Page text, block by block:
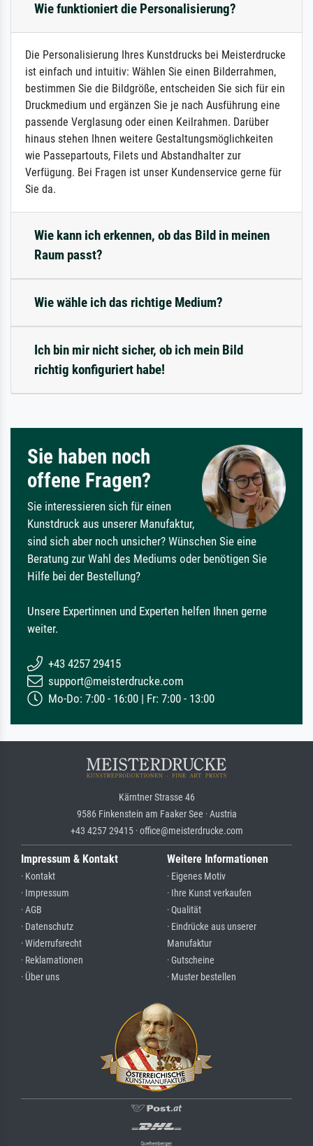
Wie funktioniert die Personalisierung?
Die Personalisierung Ihres Kunstdrucks bei Meisterdrucke
ist einfach und intuitiv: Wählen Sie einen Bilderrahmen,
bestimmen Sie die Bildgröße, entscheiden Sie sich für ein
Druckmedium und ergänzen Sie je nach Ausführung eine
passende Verglasung oder einen Keilrahmen. Darüber
hinaus stehen Ihnen weitere Gestaltungsmöglichkeiten
wie Passepartouts, Filets und Abstandhalter zur
Verfügung. Bei Fragen ist unser Kundenservice gerne für
Sie da.
Wie kann ich erkennen, ob das Bild in meinen
Raum passt?
Wie wähle ich das richtige Medium?
Ich bin mir nicht sicher, ob ich mein Bild
richtig konfiguriert habe!
Sie haben noch
offene Fragen?
Sie interessieren sich für einen
Kunstdruck aus unserer Manufaktur,
sind sich aber noch unsicher? Wünschen Sie eine
Beratung zur Wahl des Mediums oder benötigen Sie
Hilfe bei der Bestellung?
Unsere Expertinnen und Experten helfen Ihnen gerne
weiter.
+43 4257 29415
support@meisterdrucke.com
Mo-Do: 7:00 - 16:00 | Fr: 7:00 - 13:00
Kärntner Strasse 46
9586 Finkenstein am Faaker See · Austria
+43 4257 29415 · office@meisterdrucke.com
Impressum & Kontakt
· Kontakt
· Impressum
· AGB
· Datenschutz
· Widerrufsrecht
· Reklamationen
· Über uns
Weitere Informationen
· Eigenes Motiv
· Ihre Kunst verkaufen
· Qualität
· Eindrücke aus unserer
Manufaktur
· Gutscheine
· Muster bestellen